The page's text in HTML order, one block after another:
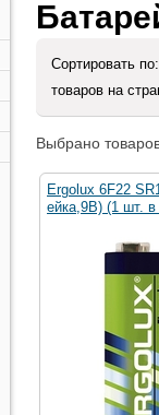
Сортировать
товаров на
Выбрано
Ergolux 6F22
ейка,9В) (1 шт. в